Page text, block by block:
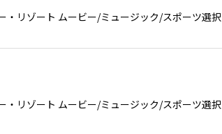
・リゾート ムービー/ミュージック/スポーツ選択
・リゾート ムービー/ミュージック/スポーツ選択